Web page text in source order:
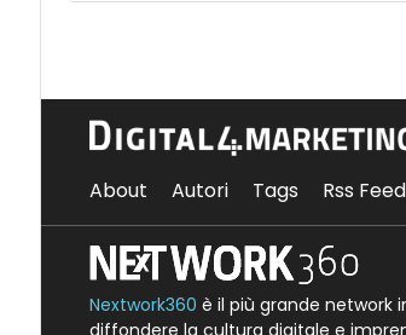
About
Autori Tags Rss Feed
Nextwork360 è il più grande network